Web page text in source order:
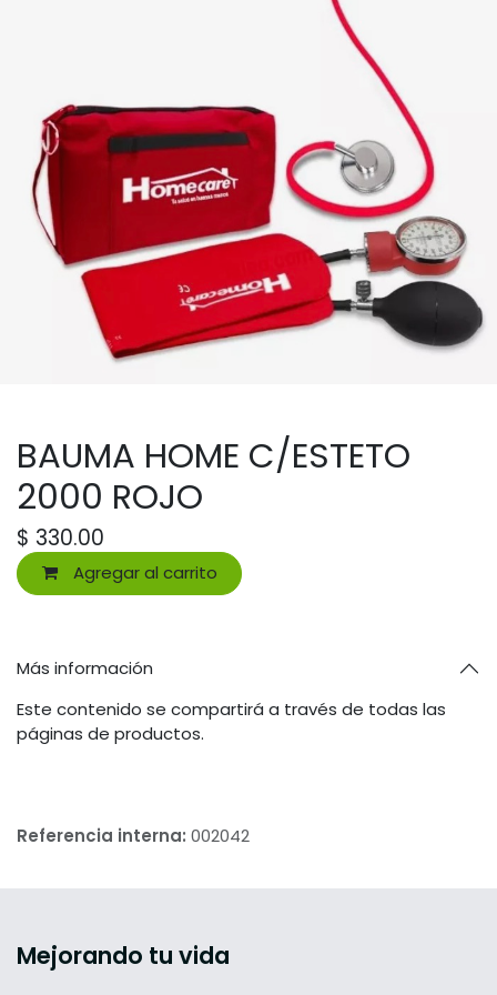
BAUMA HOME C/ESTETO
2000 ROJO
$ 330.00
Agregar al carrito
Más información
Este contenido se compartirá a través de todas las
páginas de productos.
Referencia interna: 002042
Mejorando tu vida